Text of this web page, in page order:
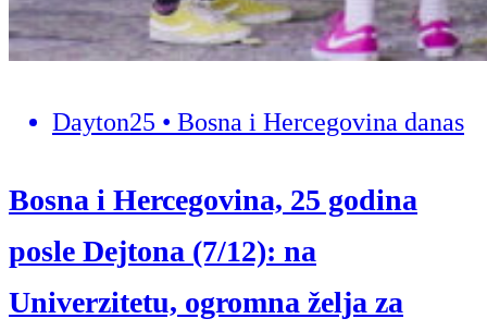
Dayton25 • Bosna i Hercegovina danas
Bosna i Hercegovina, 25 godina
posle Dejtona (7/12): na
Univerzitetu, ogromna želja za